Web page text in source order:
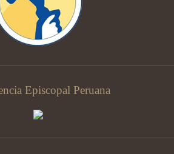
Episcopal Peruana